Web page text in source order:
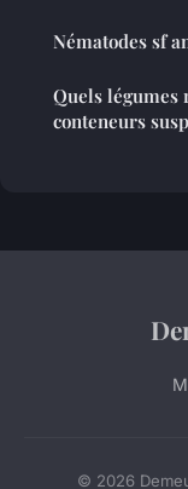
Nématodes sf
Quels légumes
conteneurs
© 2026